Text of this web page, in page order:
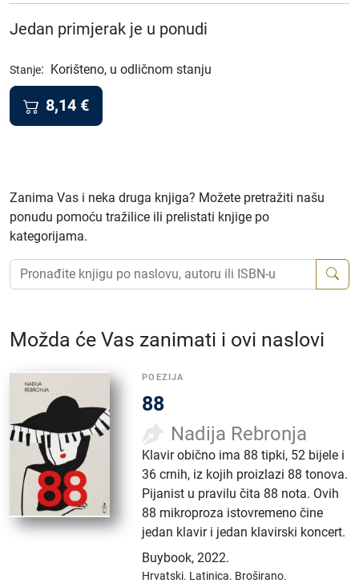
Jedan primjerak je u ponudi
Stanje: Korišteno, u odličnom stanju
8,14 €
Zanima Vas i neka druga knjiga? Možete pretražiti našu
ponudu pomoću tražilice ili prelistati knjige po
kategorijama.
Možda će Vas zanimati i ovi naslovi
POEZIJA
88
Nadija Rebronja
Klavir obično ima 88 tipki, 52 bijele i
36 crnih, iz kojih proizlazi 88 tonova.
Pijanist u pravilu čita 88 nota. Ovih
88 mikroproza istovremeno čine
jedan klavir i jedan klavirski koncert.
Buybook,2022.
Hrvatski. Latinica. Broširano.